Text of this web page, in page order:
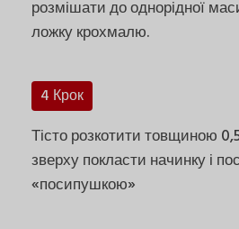
розмішати до однорідної
ложку крохмалю.
4 Крок
Тісто розкотити товщиною
зверху покласти начинку і
«посипушкою»